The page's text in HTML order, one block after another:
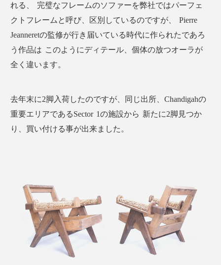
れる、 完璧なフレームのソファーを弊社ではパーフェ
クトフレームと呼び、区別しているのですが、 Pierre
Jeanneretの監修が行き届いている時代に作られたであろ
う作品は このようにディテール、個体の放つオーラが
全く違います。
去年末に2脚入荷したのですが、同じ出所、Chandigahの
重要エリアであるSector 1の施設から 新たに2脚見つか
り、買い付ける事が出来ました。